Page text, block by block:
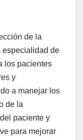
de la
especialidad de
los pacientes
y
a manejar los
de la
paciente y
para mejorar